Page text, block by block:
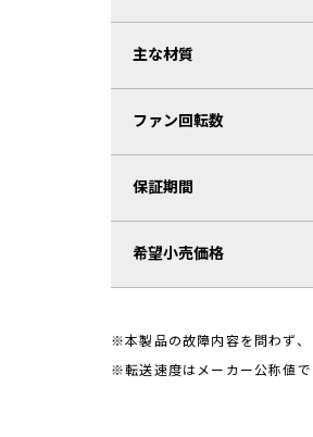
主な材質
ファン回転数
保証期間
希望小売価格
※本製品の故障内容を問わず
※転送速度はメーカー公称値で